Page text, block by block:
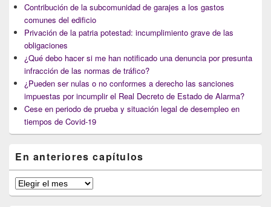
Contribución de la subcomunidad de garajes a los gastos
comunes del edificio
Privación de la patria potestad: incumplimiento grave de las
obligaciones
¿Qué debo hacer si me han notificado una denuncia por presunta
infracción de las normas de tráfico?
¿Pueden ser nulas o no conformes a derecho las sanciones
impuestas por incumplir el Real Decreto de Estado de Alarma?
Cese en periodo de prueba y situación legal de desempleo en
tiempos de Covid-19
En anteriores capítulos
En
anteriores